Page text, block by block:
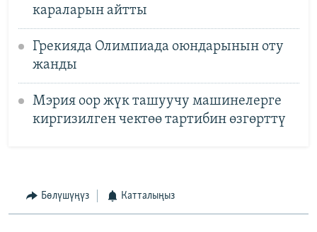
караларын айтты
Грекияда Олимпиада оюндарынын оту
жанды
Мэрия оор жүк ташуучу машинелерге
киргизилген чектөө тартибин өзгөрттү
Бөлүшүңүз Катталыңыз